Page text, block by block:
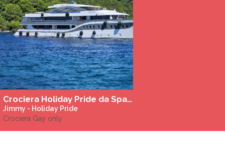
Crociera Holiday Pride da Spalato - Itinerario della Croazia a bordo della MS Zeus *****
Jimmy - Holiday Pride
Crociera Gay only